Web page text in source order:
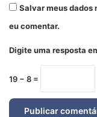
Salvar meus dados
eu comentar.
Digite uma resposta
19 − 8 =